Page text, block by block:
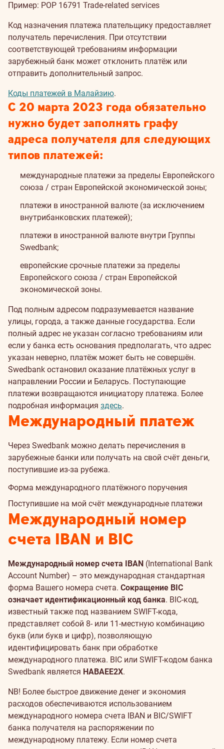
Пример: POP 16791 Trade-related services
Код назначения платежа плательщику предоставляет
получатель перечисления. При отсутствии
соответствующей требованиям информации
зарубежный банк может отклонить платёж или
отправить дополнительный запрос.
Коды платежей в Малайзию.
С 20 марта 2023 года обязательно
нужно будет заполнять графу
адреса получателя для следующих
типов платежей:
международные платежи за пределы Европейского
союза / стран Европейской экономической зоны;
платежи в иностранной валюте (за исключением
внутрибанковских платежей);
платежи в иностранной валюте внутри Группы
Swedbank;
европейские срочные платежи за пределы
Европейского союза / стран Европейской
экономической зоны.
Под полным адресом подразумевается название
улицы, города, а также данные государства. Если
полный адрес не указан согласно требованиям или
если у банка есть основания предполагать, что адрес
указан неверно, платёж может быть не совершён.
Swedbank остановил оказание платёжных услуг в
направлении России и Беларусь. Поступающие
платежи возвращаются инициатору платежа. Более
подробная информация здесь.
Международный платеж
Через Swedbank можно делать перечисления в
зарубежные банки или получать на свой счёт деньги,
поступившие из-за рубежа.
Форма международного платёжного поручения
Поступившие на мой счёт международные платежи
Международный номер
счета IBAN и BIC
Международный номер счета IBAN (International Bank
Account Number) – это международная стандартная
форма Вашего номера счета. Сокращение BIC
означает идентификационный код банка. BIC-код,
известный также под названием SWIFT-кода,
представляет собой 8- или 11-местную комбинацию
букв (или букв и цифр), позволяющую
идентифицировать банк при обработке
международного платежа. BIC или SWIFT-кодом банка
Swedbank является HABAEE2X.
NB! Более быстрое движение денег и экономия
расходов обеспечиваются использованием
международного номера счета IBAN и BIC/SWIFT
банка получателя на распоряжении по
международному платежу. Если номер счета